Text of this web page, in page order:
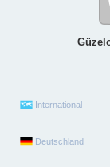
International
Deutschland